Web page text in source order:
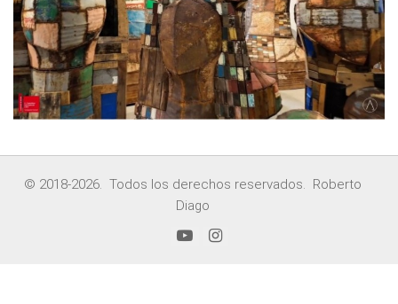
© 2018-2026. Todos los derechos reservados. Roberto
Diago